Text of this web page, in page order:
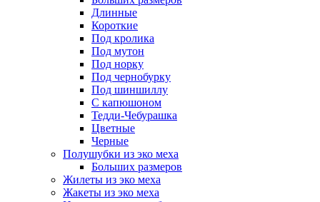
Длинные
Короткие
Под кролика
Под мутон
Под норку
Под чернобурку
Под шиншиллу
С капюшоном
Тедди-Чебурашка
Цветные
Черные
Полушубки из эко меха
Больших размеров
Жилеты из эко меха
Жакеты из эко меха